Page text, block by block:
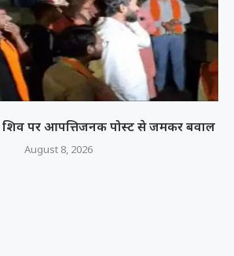
शिव पर आपत्तिजनक पोस्ट से जमकर बवाल
August 8, 2026